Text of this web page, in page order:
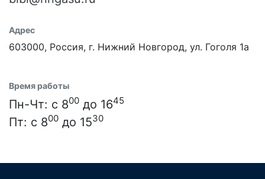
Адрес
603000, Россия, г. Нижний Новгород, ул. Гоголя 1а
Время работы
Пн-Чт: с 800 до 1645
Пт: с 800 до 1530